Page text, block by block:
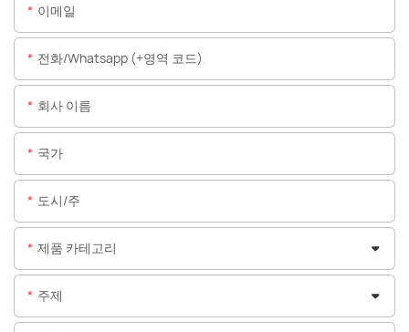
이메일
전화/whatsapp (+영역 코드)
회사 이름
국가
도시/주
제품 카테고리
주제